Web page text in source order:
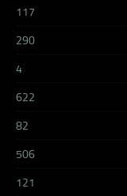
117
290
4
622
82
506
121